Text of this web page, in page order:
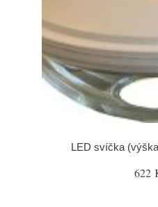
LED svíčka
622